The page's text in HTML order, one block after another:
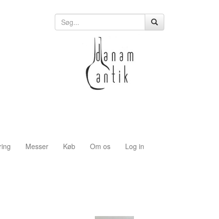
Messer Køb Om os Log in